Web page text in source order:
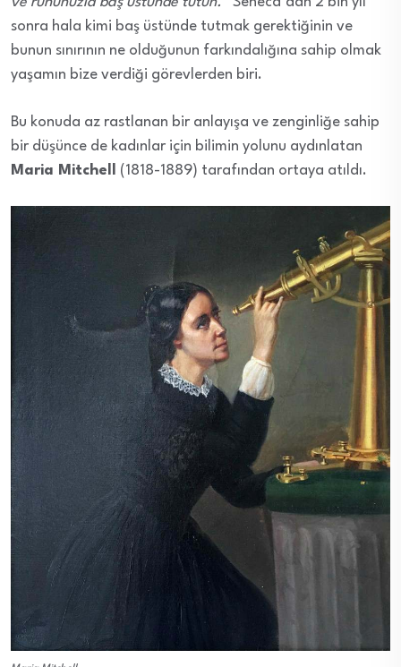
sonra hala kimi baş üstünde tutmak gerektiğinin ve
bunun sınırının ne olduğunun farkındalığına sahip olmak
yaşamın bize verdiği görevlerden biri.
Bu konuda az rastlanan bir anlayışa ve zenginliğe sahip
bir düşünce de kadınlar için bilimin yolunu aydınlatan
Maria Mitchell
(1818-1889) tarafından ortaya atıldı.